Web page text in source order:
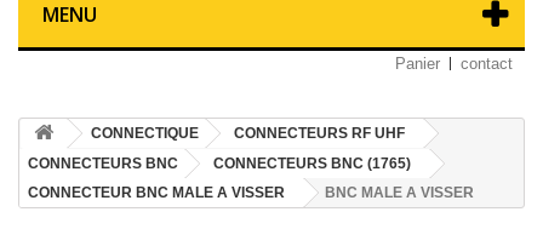
MENU
Panier contact
CONNECTIQUE
CONNECTEURS RF UHF
CONNECTEURS BNC
CONNECTEURS BNC (1765)
CONNECTEUR BNC MALE A VISSER
BNC MALE A VISSER